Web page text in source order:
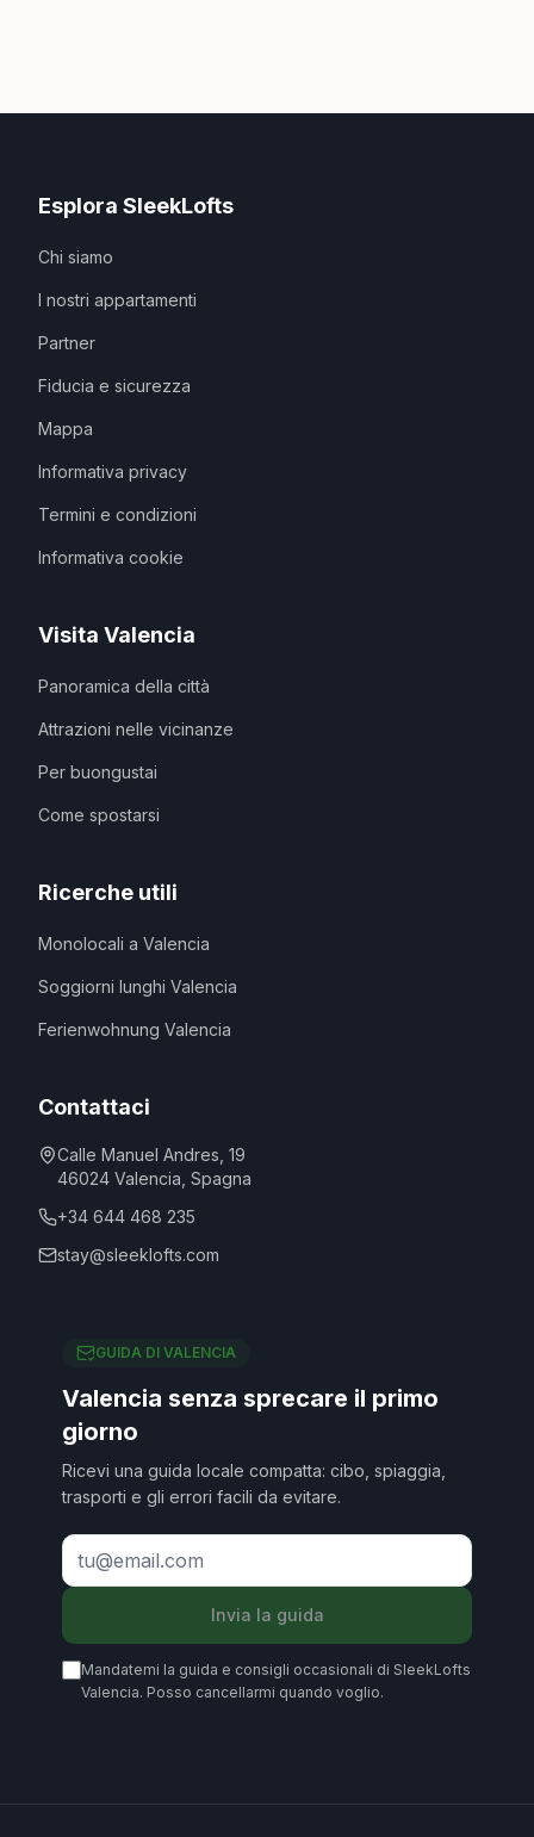
Esplora SleekLofts
Chi siamo
I nostri appartamenti
Partner
Fiducia e sicurezza
Mappa
Informativa privacy
Termini e condizioni
Informativa cookie
Visita Valencia
Panoramica della città
Attrazioni nelle vicinanze
Per buongustai
Come spostarsi
Ricerche utili
Monolocali a Valencia
Soggiorni lunghi Valencia
Ferienwohnung Valencia
Contattaci
Calle Manuel Andres, 19
46024 Valencia Spagna
+34 644 468 235
stay@sleeklofts.com
GUIDA DI VALENCIA
Valencia senza sprecare il primo
giorno
Ricevi una guida locale compatta: cibo, spiaggia,
trasporti e gli errori facili da evitare.
Invia la guida
Mandatemi la guida e consigli occasionali di SleekLofts
Valencia. Posso cancellarmi quando voglio.